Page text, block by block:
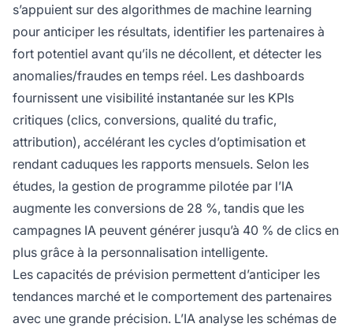
s’appuient sur des algorithmes de machine learning
pour anticiper les résultats, identifier les partenaires à
fort potentiel avant qu’ils ne décollent, et détecter les
anomalies/fraudes en temps réel. Les dashboards
fournissent une visibilité instantanée sur les KPIs
critiques (clics, conversions, qualité du trafic,
attribution), accélérant les cycles d’optimisation et
rendant caduques les rapports mensuels. Selon les
études, la gestion de programme pilotée par l’IA
augmente les conversions de 28 %, tandis que les
campagnes IA peuvent générer jusqu’à 40 % de clics en
plus grâce à la personnalisation intelligente.
Les capacités de prévision permettent d’anticiper les
tendances marché et le comportement des partenaires
avec une grande précision. L’IA analyse les schémas de